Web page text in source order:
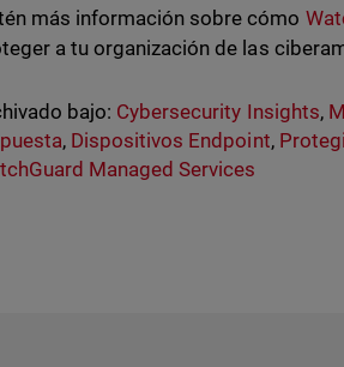
más información sobre cómo
a tu organización de las
bajo: Cybersecurity Insights,
, Dispositivos Endpoint,
Managed Services